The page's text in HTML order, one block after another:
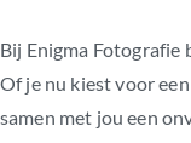
Bij Enigma Fotografie
Of je nu kiest voor
samen met jou een